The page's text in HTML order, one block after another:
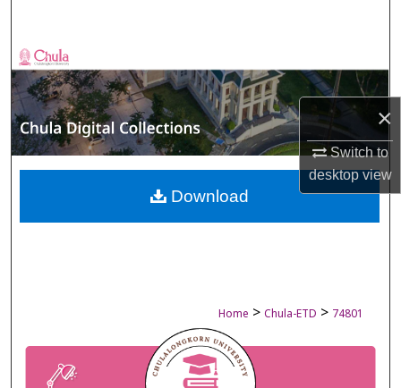
×
Switch to
desktopview
Browse Collections
My Account
About
Digital Commons Network™
Home > Chula-ETD > 74801
Download